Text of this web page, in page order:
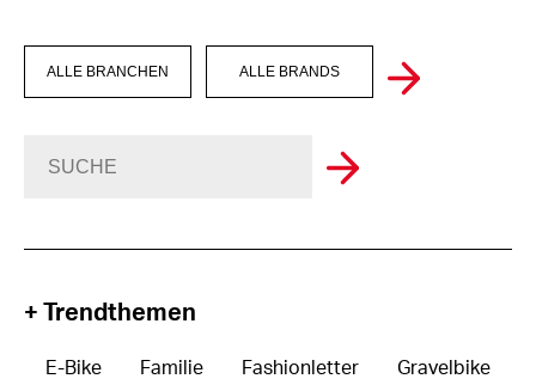
ALLE BRANCHEN ALLE BRANDS
+ Trendthemen
E-Bike Familie Fashionletter Gravelbike